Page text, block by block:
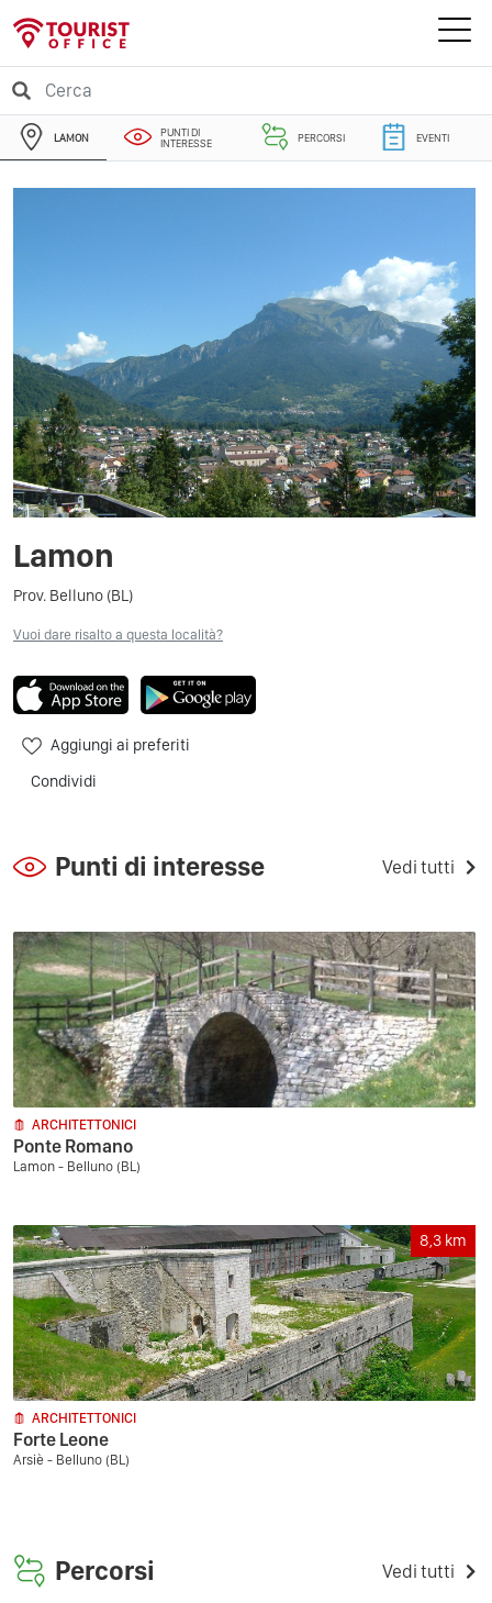
LAMON
PUNTI DI
INTERESSE
PERCORSI EVENTI
Lamon
Prov. Belluno (BL)
Vuoi dare risalto a questa località?
Aggiungi ai preferiti
Condividi
Punti di interesse Vedi tutti
ARCHITETTONICI
Ponte Romano
Lamon - Belluno (BL)
8,3 km
ARCHITETTONICI
Forte Leone
Arsiè - Belluno (BL)
Percorsi Vedi tutti